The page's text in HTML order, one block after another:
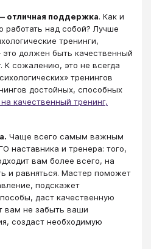
отличная поддержка. Как и
работать над собой? Лучше
тренинги,
должен быть качественный
К сожалению, это не всегда
тренингов
достойных, способных
качественный тренинг,
Чаще всего самым важным
наставника и тренера: того,
вам более всего, на
и равняться. Мастер поможет
подскажет
даст качественную
вам не забыть ваши
создаст необходимую